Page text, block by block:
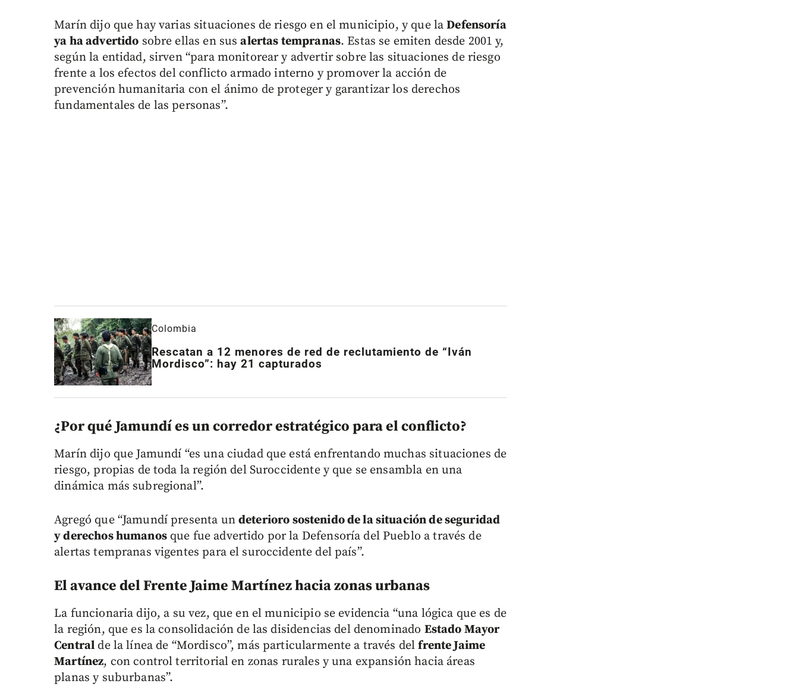
Marín dijo que hay varias situaciones de riesgo en el municipio, y que laDefensoría
ya ha advertido sobre ellas en susalertas tempranas. Estas se emiten desde 2001 y,
según la entidad, sirven “para monitorear y advertir sobre las situaciones de riesgo
frente a los efectos del conflicto armado interno y promover la acción de
prevención humanitaria con el ánimo de proteger y garantizar los derechos
fundamentales de las personas”.
Colombia
Rescatan a 12 menores de red de reclutamiento de “Iván
Mordisco”: hay 21 capturados
¿Por qué Jamundí es un corredor estratégico para el conflicto?
Marín dijo que Jamundí “es una ciudad que está enfrentando muchas situaciones de
riesgo, propias de toda la región del Suroccidente y que se ensambla en una
dinámica más subregional”.
Agregó que “Jamundí presenta un deterioro sostenido de la situación de seguridad
y derechos humanosque fue advertido por la Defensoría del Pueblo a través de
alertas tempranas vigentes para el suroccidente del país”.
El avance del Frente Jaime Martínez hacia zonas urbanas
La funcionaria dijo, a su vez, que en el municipio se evidencia “una lógica que es de
la región, que es la consolidación de las disidencias del denominado Estado Mayor
Central de la línea de “Mordisco”, más particularmente a través delfrente Jaime
Martínez, con control territorial en zonas rurales y una expansión hacia áreas
planas y suburbanas”.